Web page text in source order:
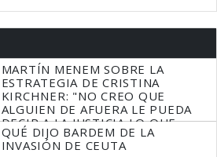
MARTÍN MENEM SOBRE LA
ESTRATEGIA DE CRISTINA
KIRCHNER: "NO CREO QUE
ALGUIEN DE AFUERA LE PUEDA
DECIR A LA JUSTICIA LO QUE
TIENE QUE HACER"
QUÉ DIJO BARDEM DE LA
INVASIÓN DE CEUTA